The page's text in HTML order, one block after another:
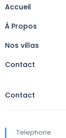
Accueil
À Propos
Nos villas
Contact
Contact
Telephone